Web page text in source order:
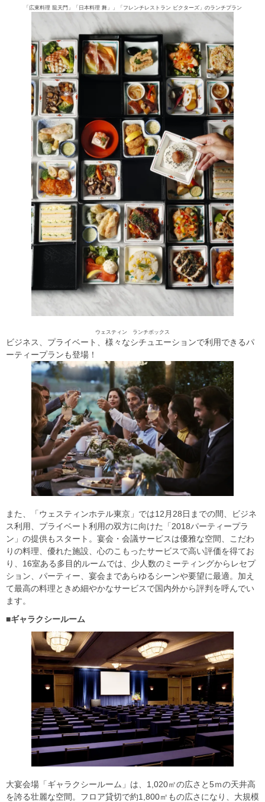
「広東料理 龍天門」「日本料理 舞」」「フレンチレストラン ビクターズ」のランチプラン
ウェスティン ランチボックス
ビジネス、プライベート、様々なシチュエーションで利用できるパ
ーティープランも登場！
また、「ウェスティンホテル東京」では12月28日までの間、ビジネ
ス利用、プライベート利用の双方に向けた「2018パーティープラ
ン」の提供もスタート。宴会・会議サービスは優雅な空間、こだわ
りの料理、優れた施設、心のこもったサービスで高い評価を得てお
り、16室ある多目的ルームでは、少人数のミーティングからレセプ
ション、パーティー、宴会まであらゆるシーンや要望に最適。加え
て最高の料理ときめ細やかなサービスで国内外から評判を呼んでい
ます。
■ギャラクシールーム
大宴会場「ギャラクシールーム」は、1,020㎡の広さと5ｍの天井高
を誇る壮麗な空間。フロア貸切で約1,800㎡もの広さになり、大規模